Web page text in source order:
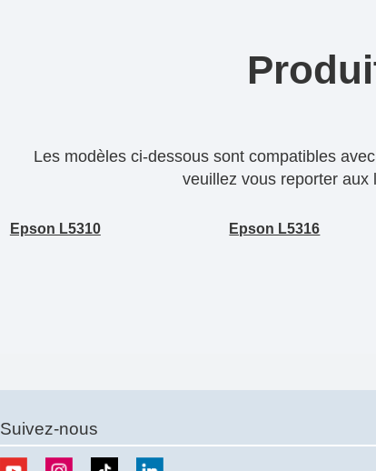
Les modèles ci-dessous sont compatibles
veuillez vous reporter aux
Epson L5310 Epson L5316
Suivez-nous